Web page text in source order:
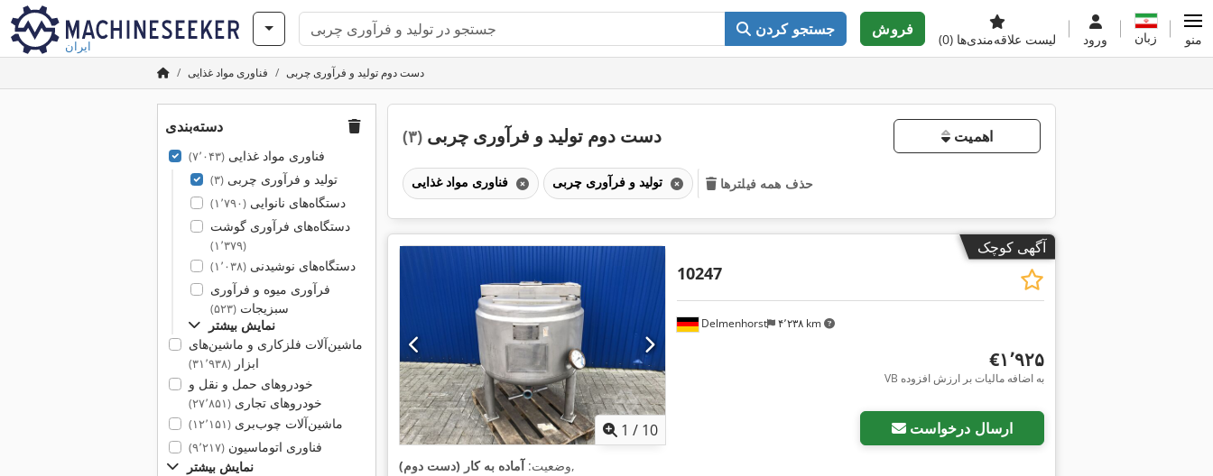
ایران
جستجو کردن فروش
لیست علاقه‌مندی‌ها (0) ورود زبان منو
فناوری مواد غذایی دست دوم تولید و فرآوری چربی
دسته‌بندی
فناوری مواد غذایی(۷٬۰۴۳)
تولید و فرآوری چربی(۳)
دستگاه‌های نانوایی(۱٬۷۹۰)
دستگاه‌های فرآوری گوشت
(۱٬۳۷۹)
دستگاه‌های نوشیدنی(۱٬۰۳۸)
فرآوری میوه و فرآوری
سبزیجات(۵۲۳)
نمایش بیشتر
ماشین‌آلات فلزکاری و ماشین‌های
ابزار(۳۱٬۹۳۸)
خودروهای حمل و نقل و
خودروهای تجاری(۲۷٬۸۵۱)
ماشین‌آلات چوب‌بری(۱۲٬۱۵۱)
فناوری اتوماسیون(۹٬۲۱۷)
نمایش بیشتر
دست دوم تولید و فرآوری چربی (۳) اهمیت
فناوری مواد غذایی تولید و فرآوری چربی حذف همه فیلترها
آگهی کوچک
1 / 10
Delmenhorst ۴٬۲۳۸ km
10247
‎€۱٬۹۲۵
VB به اضافه مالیات بر ارزش افزوده
ارسال درخواست
وضعیت:آماده به کار (دست دوم) ,